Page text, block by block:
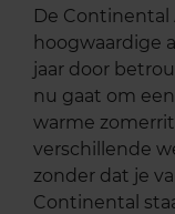
De Continental
hoogwaardige
jaar door
nu gaat om
warme
verschillende
zonder dat je
Continental